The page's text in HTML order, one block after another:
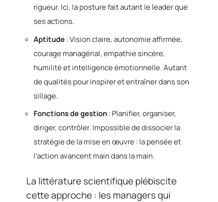
rigueur. Ici, la posture fait autant le leader que
ses actions.
Aptitude: Vision claire, autonomie affirmée,
courage managérial, empathie sincère,
humilité et intelligence émotionnelle. Autant
de qualités pour inspirer et entraîner dans son
sillage.
Fonctions de gestion: Planifier, organiser,
diriger, contrôler. Impossible de dissocier la
stratégie de la mise en œuvre : la pensée et
l’action avancent main dans la main.
La littérature scientifique plébiscite
cette approche : les managers qui